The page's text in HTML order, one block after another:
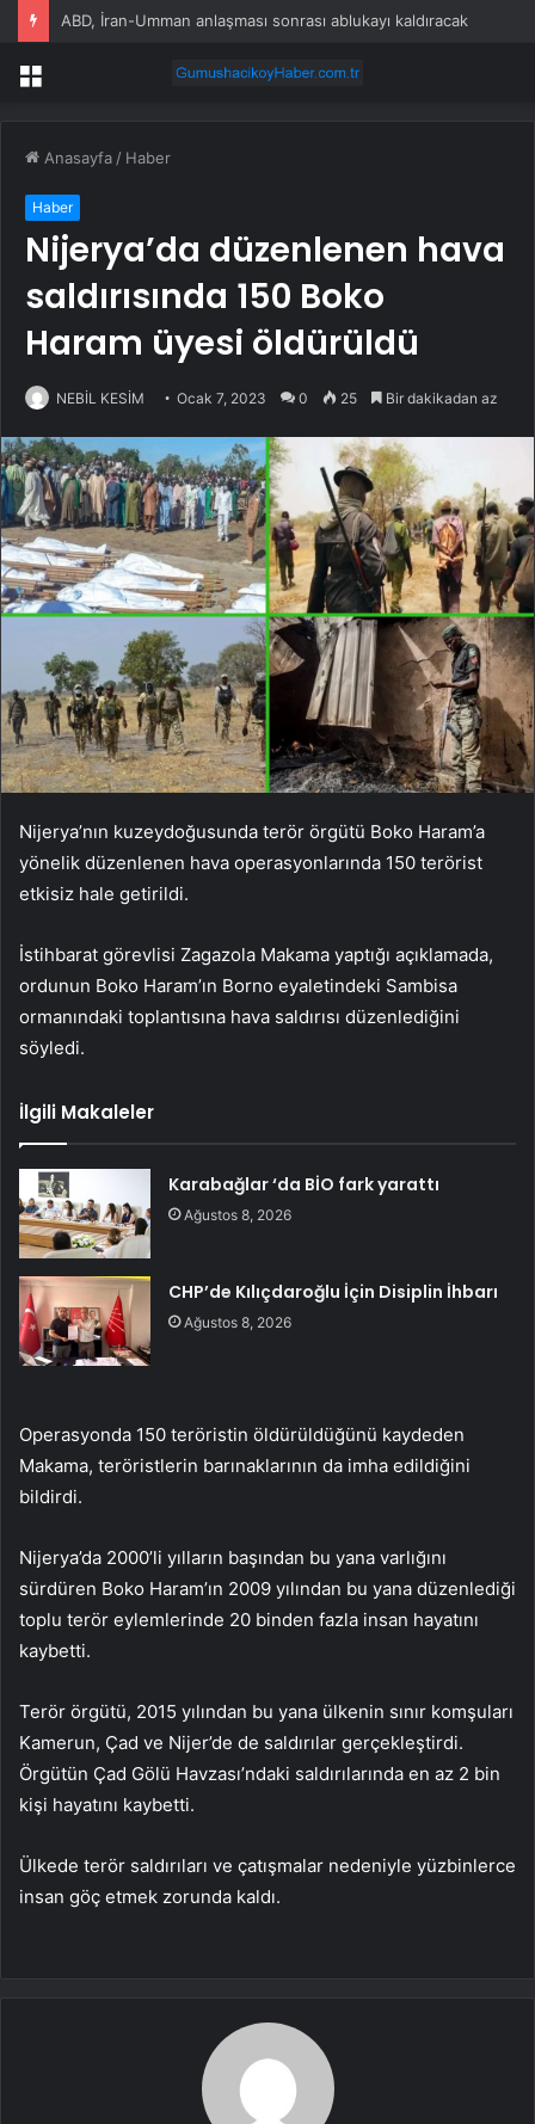
ABD, İran-Umman anlaşması sonrası ablukayı kaldıracak
Menü
Anasayfa / Haber
Haber
Nijerya’da düzenlenen hava
saldırısında 150 Boko
Haram üyesi öldürüldü
NEBİL KESİM Ocak 7, 2023 0 25 Bir dakikadan az
Nijerya’nın kuzeydoğusunda terör örgütü Boko Haram’a
yönelik düzenlenen hava operasyonlarında 150 terörist
etkisiz hale getirildi.
İstihbarat görevlisi Zagazola Makama yaptığı açıklamada,
ordunun Boko Haram’ın Borno eyaletindeki Sambisa
ormanındaki toplantısına hava saldırısı düzenlediğini
söyledi.
İlgili Makaleler
Karabağlar ‘da BİO fark yarattı
Ağustos 8, 2026
CHP’de Kılıçdaroğlu İçin Disiplin İhbarı
Ağustos 8, 2026
Operasyonda 150 teröristin öldürüldüğünü kaydeden
Makama, teröristlerin barınaklarının da imha edildiğini
bildirdi.
Nijerya’da 2000’li yılların başından bu yana varlığını
sürdüren Boko Haram’ın 2009 yılından bu yana düzenlediği
toplu terör eylemlerinde 20 binden fazla insan hayatını
kaybetti.
Terör örgütü, 2015 yılından bu yana ülkenin sınır komşuları
Kamerun, Çad ve Nijer’de de saldırılar gerçekleştirdi.
Örgütün Çad Gölü Havzası’ndaki saldırılarında en az 2 bin
kişi hayatını kaybetti.
Ülkede terör saldırıları ve çatışmalar nedeniyle yüzbinlerce
insan göç etmek zorunda kaldı.